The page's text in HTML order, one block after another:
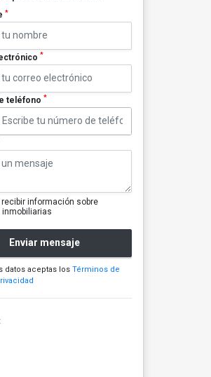
*
*
teléfono *
información sobre
inmobiliarias
Enviar mensaje
datos aceptas los Términos de